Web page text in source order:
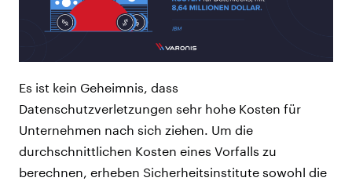
Es ist kein Geheimnis, dass
Datenschutzverletzungen sehr hohe Kosten für
Unternehmen nach sich ziehen. Um die
durchschnittlichen Kosten eines Vorfalls zu
berechnen, erheben Sicherheitsinstitute sowohl die